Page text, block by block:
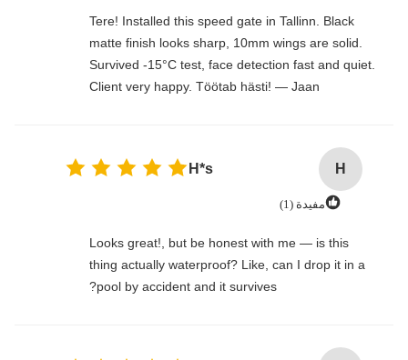
Tere! Installed this speed gate in Tallinn. Black
matte finish looks sharp, 10mm wings are solid.
Survived -15°C test, face detection fast and quiet.
Client very happy. Töötab hästi! — Jaan
H
H*s
مفيدة (1)
Looks great!, but be honest with me — is this
thing actually waterproof? Like, can I drop it in a
pool by accident and it survives?